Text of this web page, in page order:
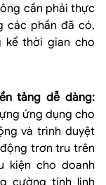
cần phải thực
các phần đã có,
kể thời gian cho
tảng dễ dàng:
ứng dụng cho
và trình duyệt
trơn tru trên
kiện cho doanh
cường tính linh